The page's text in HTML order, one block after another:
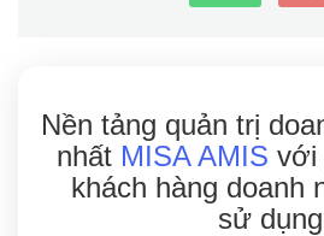
Nền tảng quản trị
nhất MISA AMIS với
khách hàng doanh
sử dụng